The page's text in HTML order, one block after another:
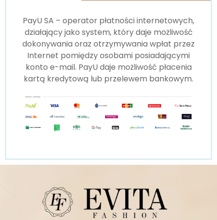
PayU SA – operator płatności internetowych,
działający jako system, który daje możliwość
dokonywania oraz otrzymywania wpłat przez
Internet pomiędzy osobami posiadającymi
konto e-mail. PayU daje możliwość płacenia
kartą kredytową lub przelewem bankowym.